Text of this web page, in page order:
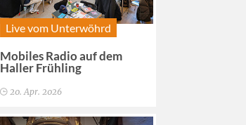
Live vom Unterwöhrd
Mobiles Radio auf dem
Haller Frühling
20. Apr. 2026